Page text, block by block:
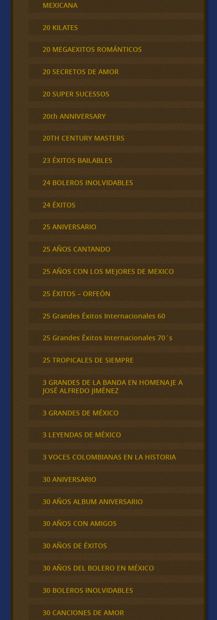
MEXICANA
20 KILATES
20 MEGAEXITOS ROMÁNTICOS
20 SECRETOS DE AMOR
20 SUPER SUCESSOS
20th ANNIVERSARY
20TH CENTURY MASTERS
23 ÉXITOS BAILABLES
24 BOLEROS INOLVIDABLES
24 ÉXITOS
25 ANIVERSARIO
25 AÑOS CANTANDO
25 AÑOS CON LOS MEJORES DE MEXICO
25 ÉXITOS – ORFEÓN
25 Grandes Éxitos Internacionales 60
25 Grandes Éxitos Internacionales 70´s
25 TROPICALES DE SIEMPRE
3 GRANDES DE LA BANDA EN HOMENAJE A
JOSÉ ALFREDO JIMÉNEZ
3 GRANDES DE MÉXICO
3 LEYENDAS DE MÉXICO
3 VOCES COLOMBIANAS EN LA HISTORIA
30 ANIVERSARIO
30 AÑOS ALBUM ANIVERSARIO
30 AÑOS CON AMIGOS
30 AÑOS DE ÉXITOS
30 AÑOS DEL BOLERO EN MÉXICO
30 BOLEROS INOLVIDABLES
30 CANCIONES DE AMOR